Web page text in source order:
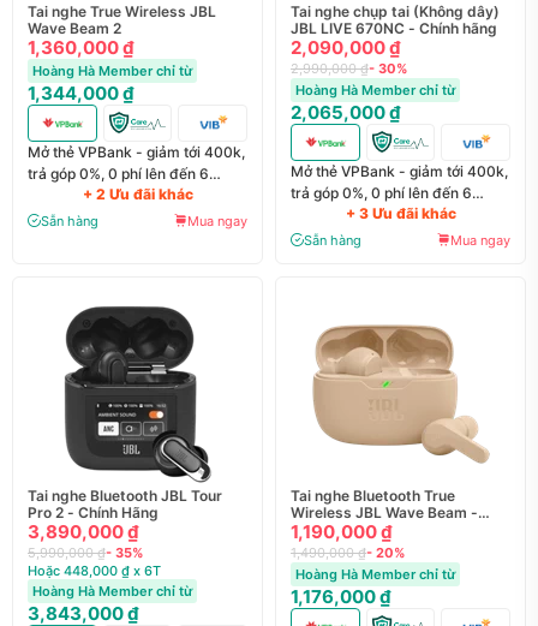
Tai nghe True Wireless JBL
Wave Beam 2
1,360,000 ₫
Hoàng Hà Member chỉ từ
1,344,000 ₫
Mở thẻ VPBank - giảm tới 400k,
trả góp 0%, 0 phí lên đến 6
+ 2 Ưu đãi khác
Sẵn hàng Mua ngay
Tai nghe chụp tai (Không dây)
JBL LIVE 670NC - Chính hãng
2,090,000 ₫
2,990,000 ₫- 30%
Hoàng Hà Member chỉ từ
2,065,000 ₫
Mở thẻ VPBank - giảm tới 400k,
trả góp 0%, 0 phí lên đến 6
+ 3 Ưu đãi khác
Sẵn hàng Mua ngay
Tai nghe Bluetooth JBL Tour
Pro 2 - Chính Hãng
3,890,000 ₫
5,990,000 ₫- 35%
Hoặc 448,000 ₫ x 6T
Hoàng Hà Member chỉ từ
3,843,000 ₫
Tai nghe Bluetooth True
Wireless JBL Wave Beam -
Chính Hãng
1,190,000 ₫
1,490,000 ₫- 20%
Hoàng Hà Member chỉ từ
1,176,000 ₫